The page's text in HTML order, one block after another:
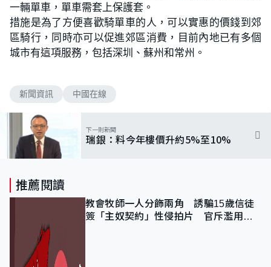
一輛單車，單車需套上保護套。
措施是為了方便喜歡騎單車的人，可以實惠的價錢到郊
區騎行，同時亦可以促進郊區消費，目前內地已有多個
城市有這項服務，包括深圳、蘇州和常州。
新聞資訊 中國在線
下一則新聞
瑞銀：料今年樓價升約5%至10%
推薦閱讀
教會牧師一人分飾兩角 誘騙15歲信徒
簽「主奴契約」性侵拍片 官斥濫用教